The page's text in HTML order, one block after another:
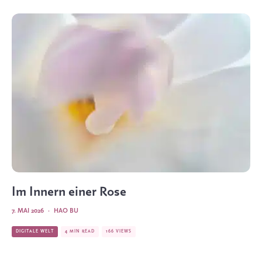
Im Innern einer Rose
HAO BU
·
7. MAI 2026
DIGITALE WELT 4 MIN READ 166 VIEWS